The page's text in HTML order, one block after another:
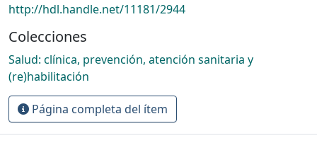
http://hdl.handle.net/11181/2944
Colecciones
Salud: clínica, prevención, atención sanitaria y
(re)habilitación
Página completa del ítem